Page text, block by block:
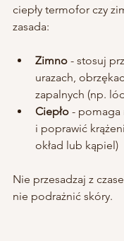
ciepły termofor czy
zasada:
Zimno - stosuj
urazach,
zapalnych (np.
Ciepło - pomaga
i poprawić
okład lub kąpiel)
Nie przesadzaj z
nie podrażnić skóry.